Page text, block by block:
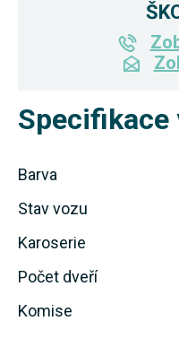
Specifikace
Barva
Stav vozu
Karoserie
Počet dveří
Komise